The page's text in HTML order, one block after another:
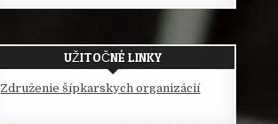
UŽITOČNÉ LINKY
Združenie šípkarskych organizácií